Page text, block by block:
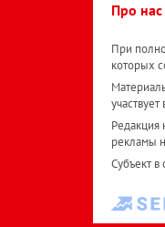
Про нас
При
которых
Редакция
рекламы
Субъект